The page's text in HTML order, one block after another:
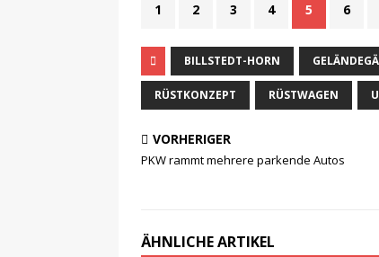
1 2 3 4 5 6
BILLSTEDT-HORN
RÜSTKONZEPT RÜSTWAGEN
VORHERIGER
PKW rammt mehrere parkende Autos
ÄHNLICHE ARTIKEL